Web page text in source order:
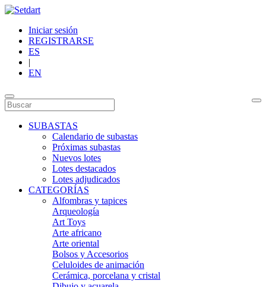
Iniciar sesión
REGISTRARSE
ES
|
EN
SUBASTAS
Calendario de subastas
Próximas subastas
Nuevos lotes
Lotes destacados
Lotes adjudicados
CATEGORÍAS
Alfombras y tapices
Arqueología
Art Toys
Arte africano
Arte oriental
Bolsos y Accesorios
Celuloides de animación
Cerámica, porcelana y cristal